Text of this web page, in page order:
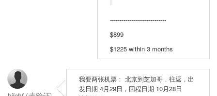
-----------------------------
$899
$1225 within 3 months
我要两张机票： 北京到芝加哥，往返，出
发日期 4月29日，回程日期 10月28日